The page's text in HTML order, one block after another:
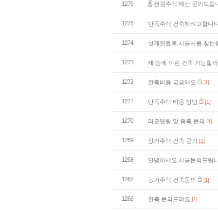
1276 전원주택 예산 문의드립
1275 단독주택 건축하려고합니
1274 설계완료후 시공사를 찾는
1273 제 땅에 이런 건축 가능할
1272 건축비용 궁금해요 [1]
1271 단독주택 비용 상담 [1]
1270 리모델링 및 증축 문의 [1]
1269 상가주택 건축 문의 [1]
1268 안녕하세요 시공문의드립
1267 농가주택 건축문의 [1]
1266 건축 문의드려요 [1]